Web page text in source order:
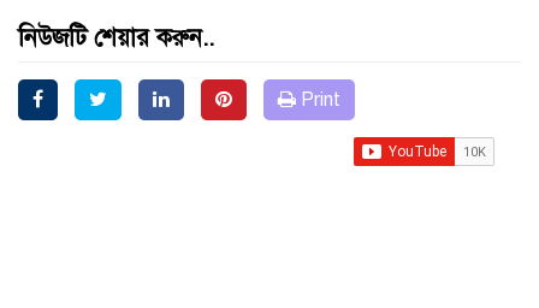
নিউজটি শেয়ার করুন..
Print